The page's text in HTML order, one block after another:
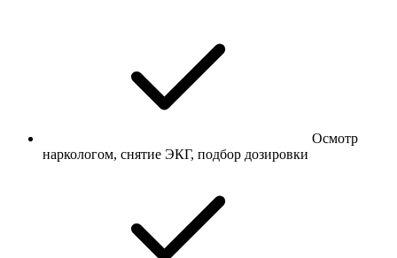
Осмотр
наркологом, снятие ЭКГ, подбор дозировки